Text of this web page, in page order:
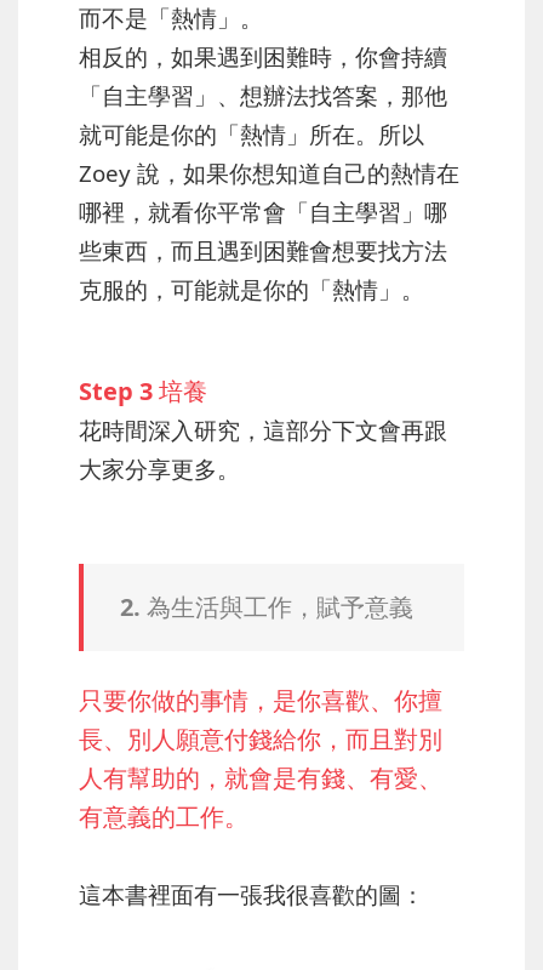
而不是「熱情」。
相反的，如果遇到困難時，你會持續
「自主學習」、想辦法找答案，那他
就可能是你的「熱情」所在。所以
Zoey 說，如果你想知道自己的熱情在
哪裡，就看你平常會「自主學習」哪
些東西，而且遇到困難會想要找方法
克服的，可能就是你的「熱情」。
Step 3 培養
花時間深入研究，這部分下文會再跟
大家分享更多。
2. 為生活與工作，賦予意義
只要你做的事情，是你喜歡、你擅
長、別人願意付錢給你，而且對別
人有幫助的，就會是有錢、有愛、
有意義的工作。
這本書裡面有一張我很喜歡的圖：